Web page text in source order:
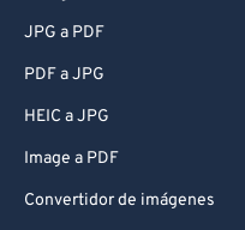
JPG a PDF
PDF a JPG
HEIC a JPG
Image a PDF
Convertidor de imágenes